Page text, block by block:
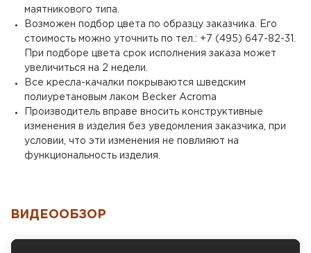
маятникового типа.
Возможен подбор цвета по образцу заказчика. Его
стоимость можно уточнить по тел.: +7 (495) 647-82-31.
При подборе цвета срок исполнения заказа может
увеличиться на 2 недели.
Все кресла-качалки покрываются шведским
полиуретановым лаком Becker Acroma
Производитель вправе вносить конструктивные
изменения в изделия без уведомления заказчика, при
условии, что эти изменения не повлияют на
функциональность изделия.
ВИДЕООБЗОР